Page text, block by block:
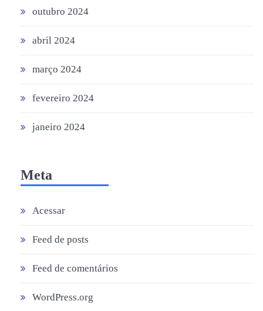
outubro 2024
abril 2024
março 2024
fevereiro 2024
janeiro 2024
Meta
Acessar
Feed de posts
Feed de comentários
WordPress.org